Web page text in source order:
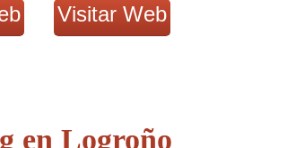
Visitar Web
en Logroño